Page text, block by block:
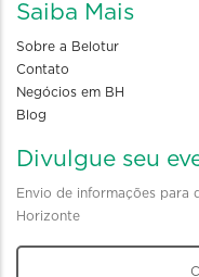
Saiba Mais
Sobre a Belotur
Contato
Negócios em BH
Blog
Divulgue seu
Envio de informações para
Horizonte